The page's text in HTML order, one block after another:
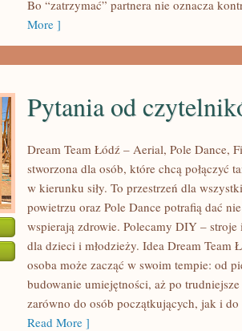
Bo “zatrzymać” partnera nie oznacza
More ]
Pytania od
Dream Team Łódź – Aerial, Pole Dance,
stworzona dla osób, które chcą połączyć
w kierunku siły. To przestrzeń dla
powietrzu oraz Pole Dance potrafią dać
wspierają zdrowie. Polecamy DIY –
dla dzieci i młodzieży. Idea Dream Team
osoba może zacząć w swoim tempie: od
budowanie umiejętności, aż po
zarówno do osób początkujących, jak i
Read More ]